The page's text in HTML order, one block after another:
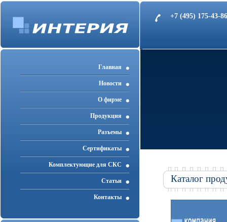
+7 (495) 175-43-
Главная
Новости
О фирме
Продукция
Разъемы
Cертификаты
Комплектующие для СКС
Статьи
Контакты
Каталог